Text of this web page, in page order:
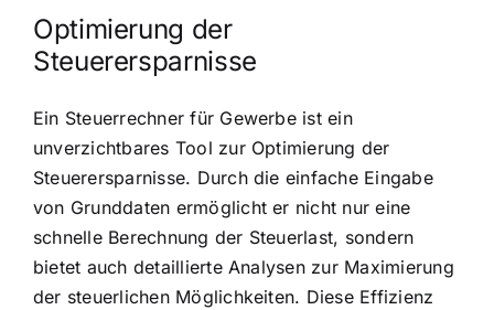
Optimierung der
Steuerersparnisse
Ein Steuerrechner für Gewerbe ist ein
unverzichtbares Tool zur Optimierung der
Steuerersparnisse. Durch die einfache Eingabe
von Grunddaten ermöglicht er nicht nur eine
schnelle Berechnung der Steuerlast, sondern
bietet auch detaillierte Analysen zur Maximierung
der steuerlichen Möglichkeiten. Diese Effizienz